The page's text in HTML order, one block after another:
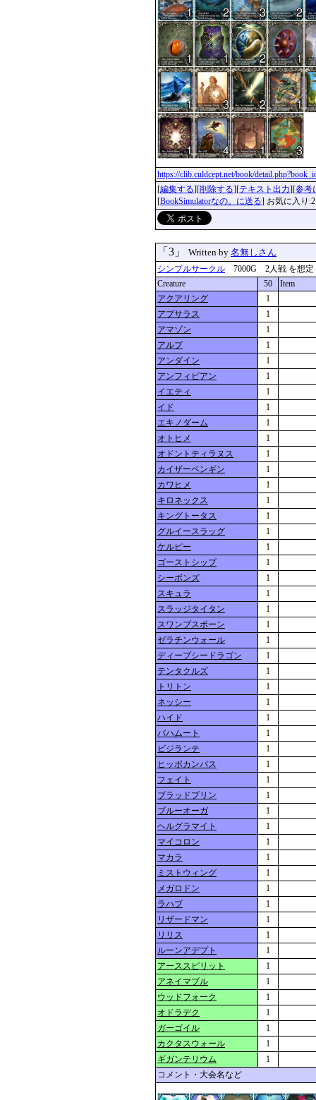
https://clib.culdcept.net/book/
[編集する][削除する][テキスト出力][参考
[BookSimulatorなの。に送る] お気に入り:2
「3」 Written by 名無しさん
シンプルサークル 7000G 2人戦 を想定
Creature
50
Item
アクアリング
1
アプサラス
1
アマゾン
1
アルプ
1
アンダイン
1
アンフィビアン
1
イエティ
1
イド
1
エキノダーム
1
オトヒメ
1
オドントティラヌス
1
カイザーペンギン
1
カワヒメ
1
キロネックス
1
キングトータス
1
グルイースラッグ
1
ケルピー
1
ゴーストシップ
1
シーボンズ
1
スキュラ
1
スラッジタイタン
1
スワンプスポーン
1
ゼラチンウォール
1
ディープシードラゴン
1
テンタクルズ
1
トリトン
1
ネッシー
1
ハイド
1
バハムート
1
ビジランテ
1
ヒッポカンパス
1
フェイト
1
ブラッドプリン
1
ブルーオーガ
1
ヘルグラマイト
1
マイコロン
1
マカラ
1
ミストウィング
1
メガロドン
1
ラハブ
1
リザードマン
1
リリス
1
ルーンアデプト
1
アーススピリット
1
アネイマブル
1
ウッドフォーク
1
オドラデク
1
ガーゴイル
1
カクタスウォール
1
ギガンテリウム
1
コメント・大会名など